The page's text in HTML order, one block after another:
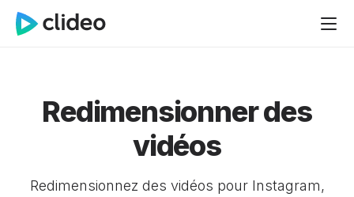
Redimensionner des
vidéos
Redimensionnez des vidéos pour Instagram,